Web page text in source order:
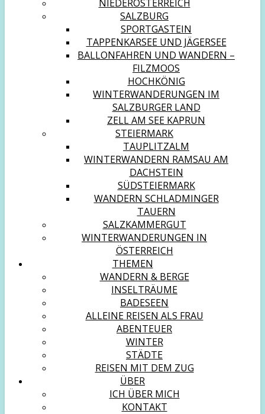
NIEDERÖSTERREICH
SALZBURG
SPORTGASTEIN
TAPPENKARSEE UND JÄGERSEE
BALLONFAHREN UND WANDERN –
FILZMOOS
HOCHKÖNIG
WINTERWANDERUNGEN IM
SALZBURGER LAND
ZELL AM SEE KAPRUN
STEIERMARK
TAUPLITZALM
WINTERWANDERN RAMSAU AM
DACHSTEIN
SÜDSTEIERMARK
WANDERN SCHLADMINGER
TAUERN
SALZKAMMERGUT
WINTERWANDERUNGEN IN
ÖSTERREICH
THEMEN
WANDERN & BERGE
INSELTRÄUME
BADESEEN
ALLEINE REISEN ALS FRAU
ABENTEUER
WINTER
STÄDTE
REISEN MIT DEM ZUG
ÜBER
ICH ÜBER MICH
KONTAKT